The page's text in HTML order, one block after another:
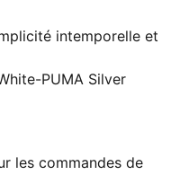
intemporelle et
offrir du confort
parfaite pour être
naturel à chaque
PUMA Silver
les commandes de